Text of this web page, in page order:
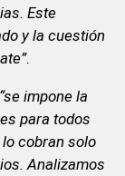
Este
y la cuestión
.
“se impone la
para todos
cobran solo
Analizamos